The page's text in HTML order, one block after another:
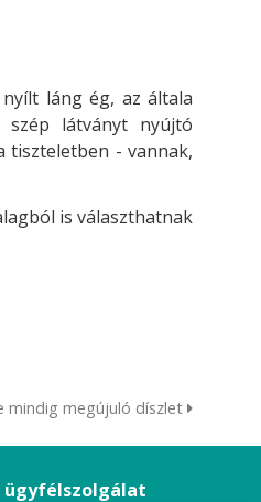
láng ég, az általa
szép látványt nyújtó
tiszteletben - vannak,
is választhatnak
mindig megújuló díszlet
ügyfélszolgálat